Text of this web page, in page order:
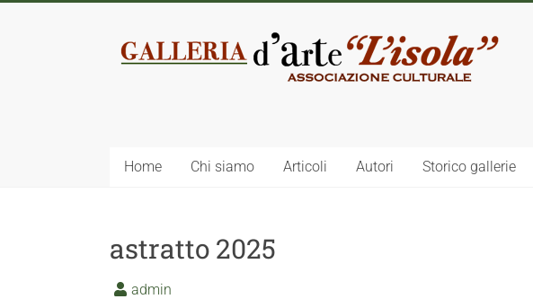
Home Chi siamo Articoli Autori Storico gallerie
astratto 2025
admin